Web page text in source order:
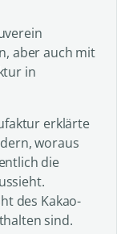
aber auch mit
in
erklärte
woraus
die
des Kakao-
sind.